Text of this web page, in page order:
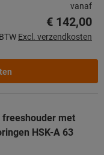
vanaf
€ 142,00
Excl. verzendkosten
met
HSK-A 63